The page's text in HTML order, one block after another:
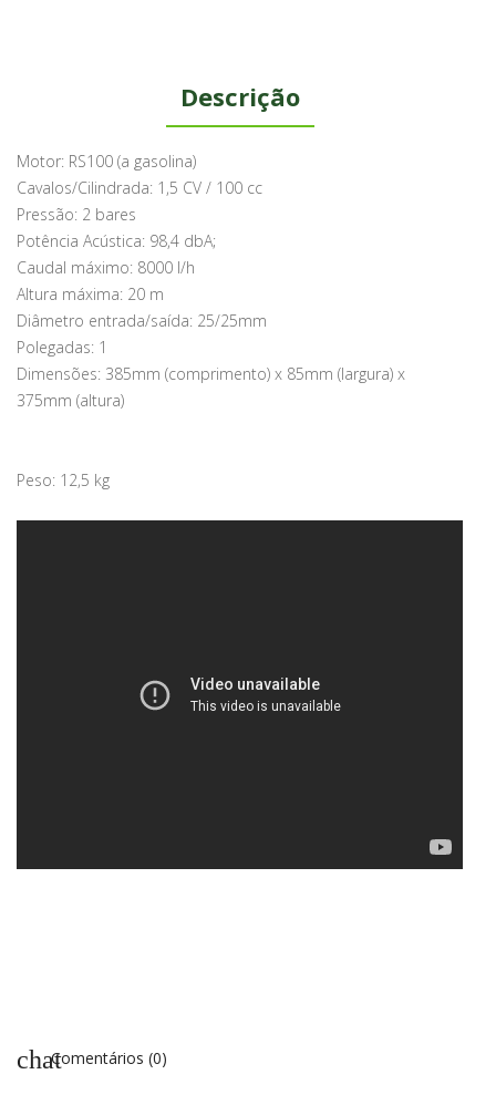
Descrição
Motor: RS100 (a gasolina)
Cavalos/Cilindrada: 1,5 CV / 100 cc
Pressão: 2 bares
Potência Acústica: 98,4 dbA;
Caudal máximo: 8000 l/h
Altura máxima: 20 m
Diâmetro entrada/saída: 25/25mm
Polegadas: 1
Dimensões: 385mm (comprimento) x 85mm (largura) x
375mm (altura)
Peso: 12,5 kg
chatComentários (0)